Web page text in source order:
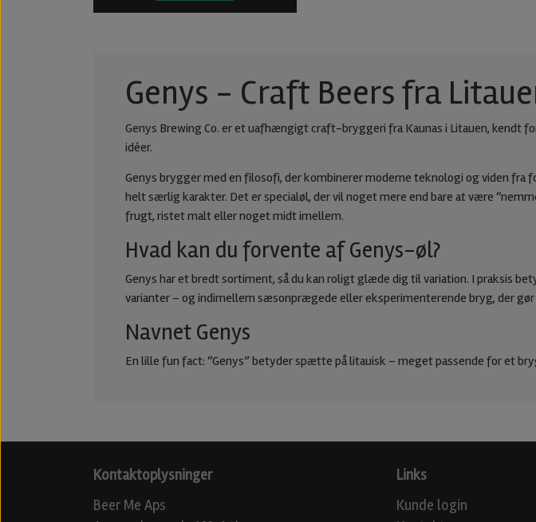
Genys - Craft Beers fra
Genys Brewing Co. er et uafhængigt craft-bryggeri fra Kaunas i Litauen, kendt
idéer.
Genys brygger med en filosofi, der kombinerer moderne teknologi og viden
helt særlig karakter. Det er specialøl, der vil noget mere end bare at være
frugt, ristet malt eller noget midt imellem.
Hvad kan du forvente af Genys-øl?
Genys har et bredt sortiment, så du kan roligt glæde dig til variation. I praksis
varianter – og indimellem sæsonprægede eller eksperimenterende bryg, der
Navnet Genys
En lille fun fact: “Genys” betyder spætte på litauisk – meget passende for et
Kontaktoplysninger
Beer Me Aps
Links
Kunde login